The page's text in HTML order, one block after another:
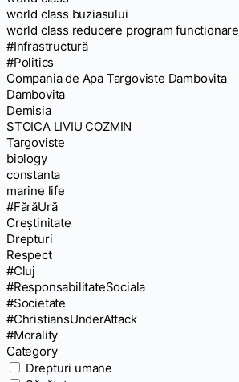
world class buziasului
world class reducere program functionare
#Infrastructură
#Politics
Compania de Apa Targoviste Dambovita
Dambovita
Demisia
STOICA LIVIU COZMIN
Targoviste
biology
constanta
marine life
#FărăUră
Creștinitate
Drepturi
Respect
#Cluj
#ResponsabilitateSociala
#Societate
#ChristiansUnderAttack
#Morality
Category
Drepturi umane